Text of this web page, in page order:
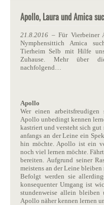
Apollo, Laura und Amica
21.8.2016 – Für Vierbeiner
Nymphensittich Amica
Tierheim Selb mit Hilfe
Zuhause. Mehr über
nachfolgend…
Apollo
Wer einen
Apollo unbedingt kennen
kastriert und versteht sich gut
anfangs an der Leine ein
hin möchte. Apollo ist ein
noch viel lernen möchte.
bereiten. Aufgrund seiner
meistens an der Leine
Befolgt werden sie
konsequenter Umgang ist
stundenweise allein
Apollo näher kennen lernen